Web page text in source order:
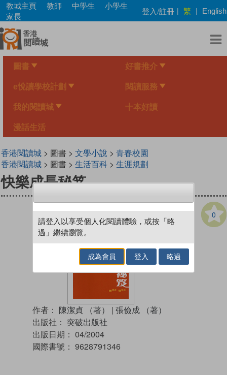
Skip
main
content
教城主頁 教師 中學生
小學生
家長
登入/註冊 | 繁 | English
圖書 好書推介
e悅讀學校計劃 閱讀服務
我的閱讀城 十本好讀
漫話生活
香港閱讀城> 圖書 > 文學小說 > 青春校園
香港閱讀城> 圖書 > 生活百科> 生涯規劃
快樂成長秘笈
0
作者： 陳潔貞 （著） | 張儉成 （著）
出版社： 突破出版社
出版日期： 04/2004
國際書號： 9628791346
請登入以享受個人化閱讀體驗，或按「略
過」繼續瀏覽。
成為會員 登入 略過